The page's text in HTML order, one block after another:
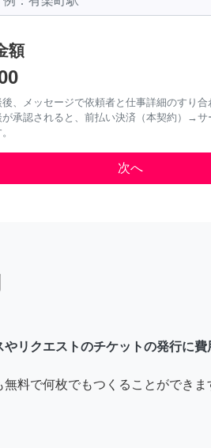
額
、メッセージで依頼者と仕事詳細のすり合
が承認されると、前払い決済（本契約）→サ
やリクエストのチケットの発行に
無料で何枚でもつくることができま